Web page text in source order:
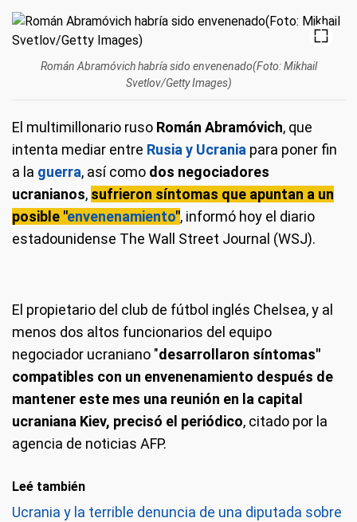
Román Abramóvich habría sido envenenado(Foto: Mikhail
Svetlov/Getty Images)
El multimillonario ruso Román Abramóvich, que
intenta mediar entre Rusia y Ucrania para poner fin
a la guerra, así como dos negociadores
ucranianos, sufrieron síntomas que apuntan a un
posible "envenenamiento", informó hoy el diario
estadounidense The Wall Street Journal (WSJ).
El propietario del club de fútbol inglés Chelsea, y al
menos dos altos funcionarios del equipo
negociador ucraniano "desarrollaron síntomas"
compatibles con un envenenamiento después de
mantener este mes una reunión en la capital
ucraniana Kiev, precisó el periódico, citado por la
agencia de noticias AFP.
Leé también
Ucrania y la terrible denuncia de una diputada sobre